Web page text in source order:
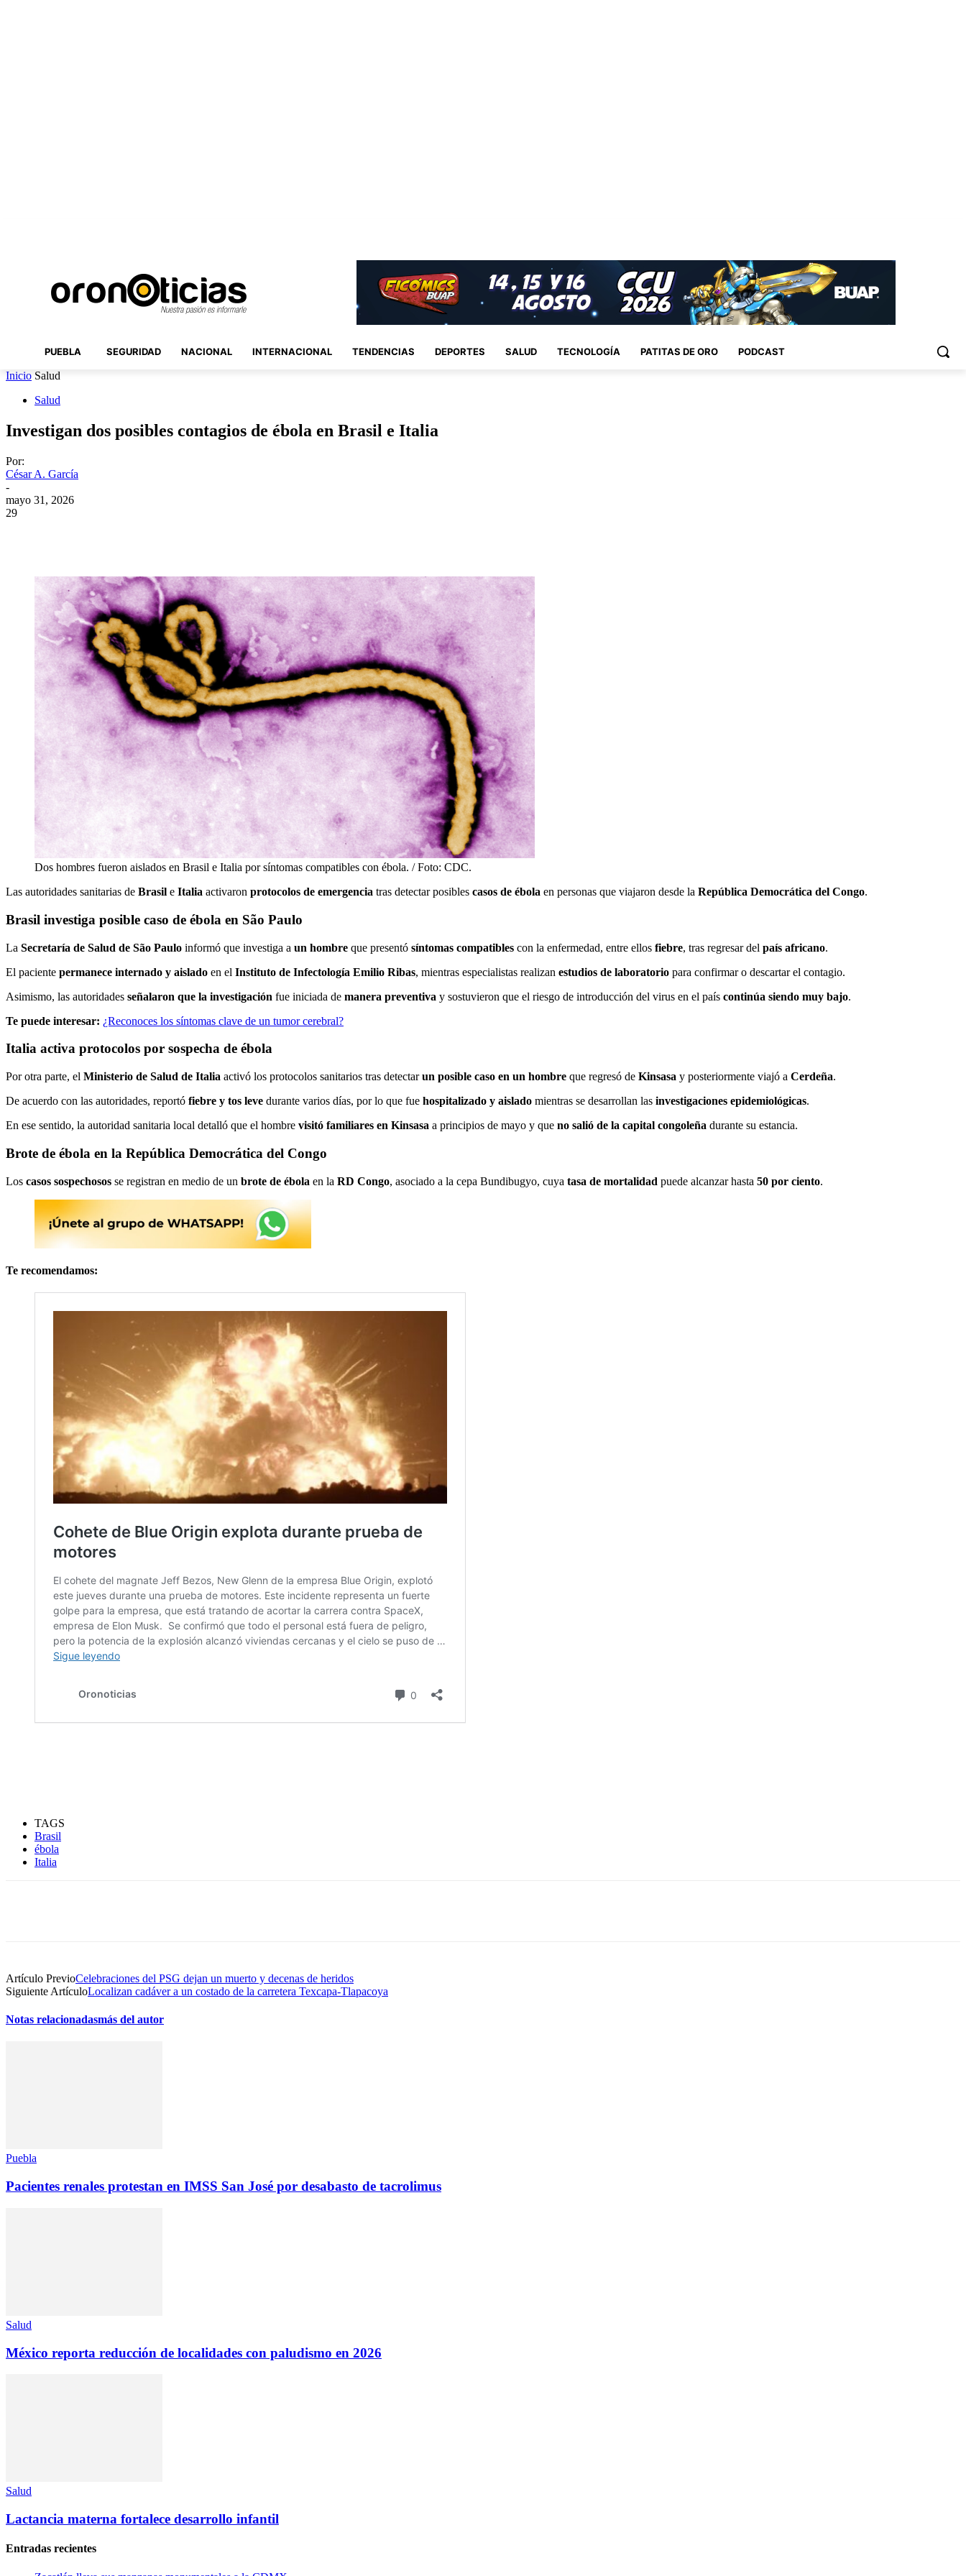
PUEBLA SEGURIDAD NACIONAL INTERNACIONAL TENDENCIAS DEPORTES SALUD TECNOLOGÍA PATITAS DE ORO PODCAST
Inicio Salud
Salud
Investigan dos posibles contagios de ébola en Brasil e Italia
Por:
César A. García
-
mayo 31, 2026
29
Dos hombres fueron aislados en Brasil e Italia por síntomas compatibles con ébola. / Foto: CDC.
Las autoridades sanitarias de Brasil e Italia activaron protocolos de emergencia tras detectar posibles casos de ébola en personas que viajaron desde la República Democrática del Congo.
Brasil investiga posible caso de ébola en São Paulo
La Secretaría de Salud de São Paulo informó que investiga a un hombre que presentó síntomas compatibles con la enfermedad, entre ellos fiebre, tras regresar del país africano.
El paciente permanece internado y aislado en el Instituto de Infectología Emilio Ribas, mientras especialistas realizan estudios de laboratorio para confirmar o descartar el contagio.
Asimismo, las autoridades señalaron que la investigación fue iniciada de manera preventiva y sostuvieron que el riesgo de introducción del virus en el país continúa siendo muy bajo.
Te puede interesar: ¿Reconoces los síntomas clave de un tumor cerebral?
Italia activa protocolos por sospecha de ébola
Por otra parte, el Ministerio de Salud de Italia activó los protocolos sanitarios tras detectarun posible caso en un hombre que regresó de Kinsasa y posteriormente viajó a Cerdeña.
De acuerdo con las autoridades, reportó fiebre y tos leve durante varios días, por lo que fue hospitalizado y aislado mientras se desarrollan las investigaciones epidemiológicas.
En ese sentido, la autoridad sanitaria local detalló que el hombre visitó familiares en Kinsasa a principios de mayo y que no salió de la capital congoleña durante su estancia.
Brote de ébola en la República Democrática del Congo
Los casos sospechosos se registran en medio de un brote de ébola en la RD Congo, asociado a la cepa Bundibugyo, cuya tasa de mortalidad puede alcanzar hasta 50 por ciento.
Te recomendamos:
TAGS
Brasil
ébola
Italia
Artículo PrevioCelebraciones del PSG dejan un muerto y decenas de heridos
Siguiente ArtículoLocalizan cadáver a un costado de la carretera Texcapa-Tlapacoya
Notas relacionadasmás del autor
Puebla
Pacientes renales protestan en IMSS San José por desabasto de tacrolimus
Salud
México reporta reducción de localidades con paludismo en 2026
Salud
Lactancia materna fortalece desarrollo infantil
Entradas recientes